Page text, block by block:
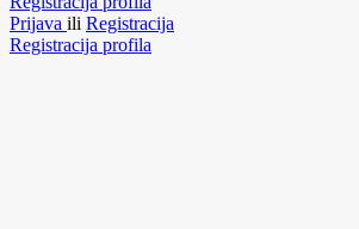
Prijava ili Registracija
Registracija profila